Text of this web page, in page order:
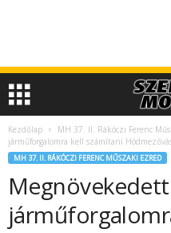
Kezdőlap MH 37. II. Rákóczi Ferenc
járműforgalomra kell számítani
MH 37. II. RÁKÓCZI FERENC MŰSZAKI EZRED